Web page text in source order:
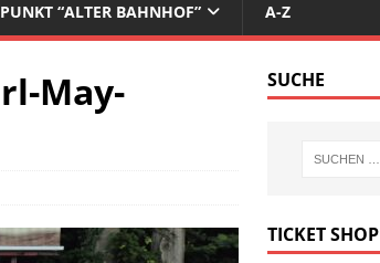
“ALTER BAHNHOF” A-Z
May-
SUCHE
TICKET SHOP